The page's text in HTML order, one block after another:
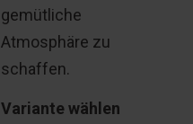
gemütliche
Atmosphäre zu
schaffen.
Variante wählen